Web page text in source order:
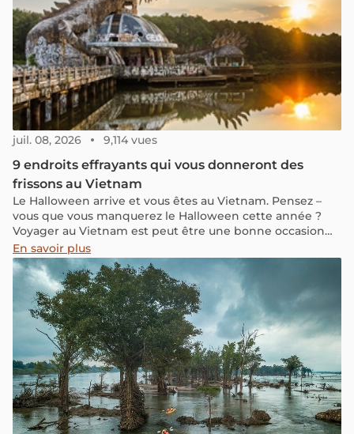
juil. 08, 2026 9,114 vues
9 endroits effrayants qui vous donneront des
frissons au Vietnam
Le Halloween arrive et vous êtes au Vietnam. Pensez –
vous que vous manquerez le Halloween cette année ?
Voyager au Vietnam est peut être une bonne occasion
de profiter la fête d’Halloween différemment!
En savoir plus